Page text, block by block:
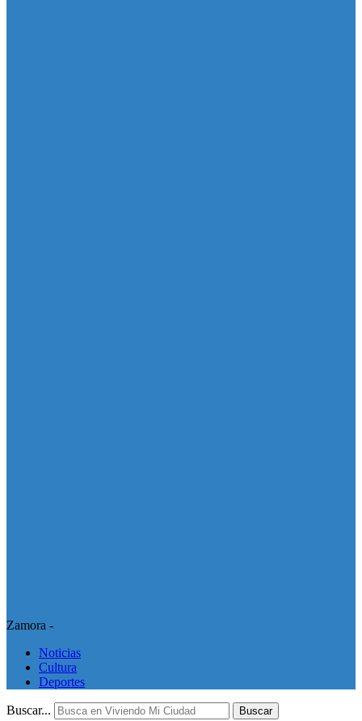
Zamora -
Noticias
Cultura
Deportes
Buscar... Buscar